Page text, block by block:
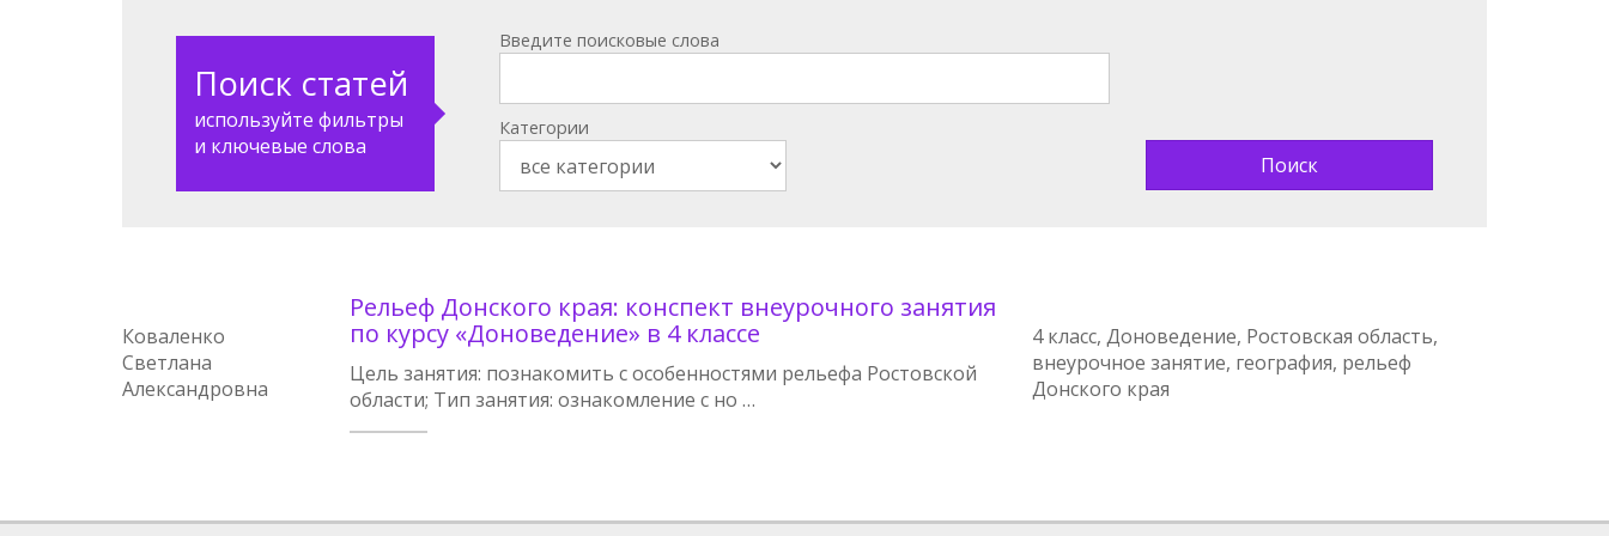
Поиск статей
используйте фильтры
и ключевые слова
Введите поисковые слова
Категории
Коваленко
Светлана
Александровна
Рельеф Донского края: конспект внеурочного занятия
по курсу «Доноведение» в 4 классе
Цель занятия: познакомить с особенностями рельефа Ростовской
области; Тип занятия: ознакомление с но …
4 класс, Доноведение, Ростовская область,
внеурочное занятие, география, рельеф
Донского края